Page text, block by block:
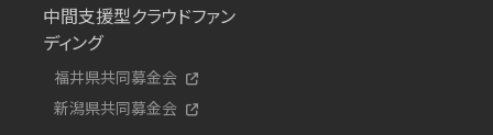
中間支援型クラウドファン
ディング
福井県共同募金会
新潟県共同募金会